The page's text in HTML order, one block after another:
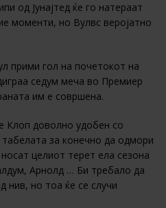
од Јунајтед ќе го натераат
моменти, но Вулвс веројатно
прими гол на почетокот на
седум меча во Премиер
им е совршена.
Клоп доволно удобен со
за конечно да одмори
целиот терет ела сезона
Арнолд … Би требало да
нив, но тоа ќе се случи